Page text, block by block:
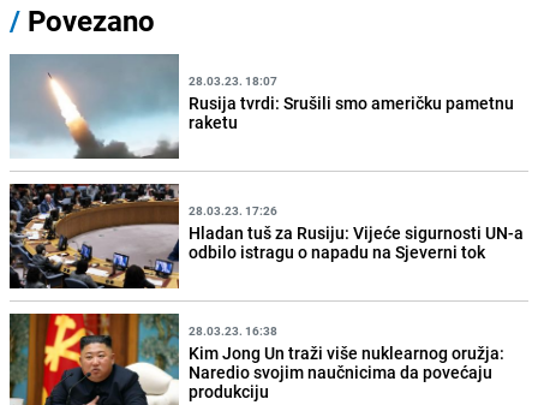
/ Povezano
28.03.23. 18:07
Rusija tvrdi: Srušili smo američku pametnu
raketu
28.03.23. 17:26
Hladan tuš za Rusiju: Vijeće sigurnosti UN-a
odbilo istragu o napadu na Sjeverni tok
28.03.23. 16:38
Kim Jong Un traži više nuklearnog oružja:
Naredio svojim naučnicima da povećaju
produkciju